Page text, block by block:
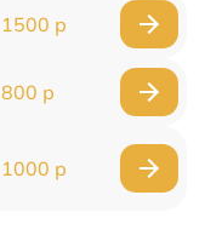
1500 р
800 р
1000 р